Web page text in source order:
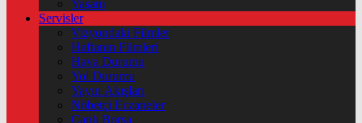
Yaşam
Servisler
Vizyondaki Filmler
Haftanin Filmleri
Hava Durumu
Yol Durumu
Yayın Akışları
Nöbetçi Eczaneler
Canlı Borsa